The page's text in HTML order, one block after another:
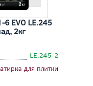
6 EVO LE.245
2кг
LE.245-2
для плитки